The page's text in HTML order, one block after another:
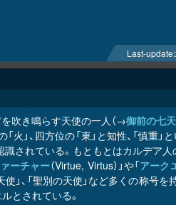
Last-update:
吹き鳴らす天使の一人（→御前の七
」、四方位の「東」と知性、「慎重
されている。もともとはカルデア
ーチャー（Virtue, Virtus）」や「アーク
」、「聖別の天使」など多くの称号を
とされている。